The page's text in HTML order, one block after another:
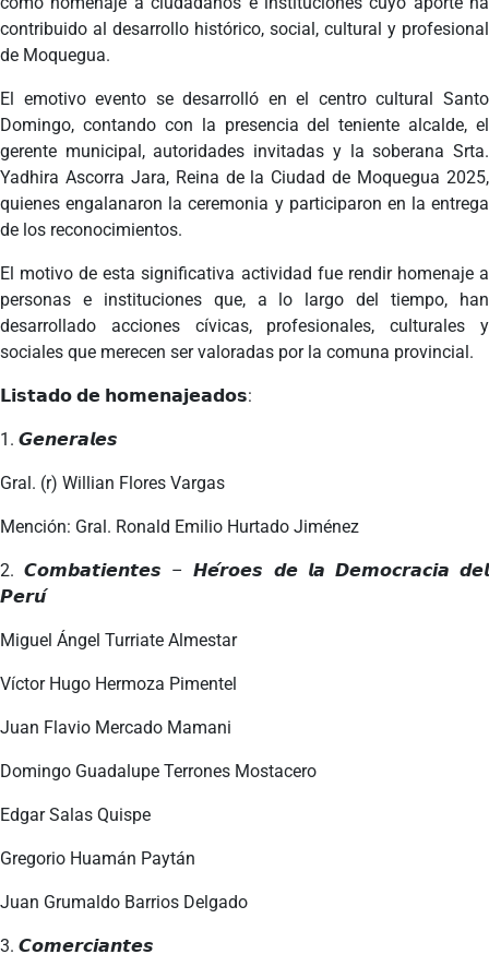
contribuido al desarrollo histórico, social, cultural y profesional
de Moquegua.
El emotivo evento se desarrolló en el centro cultural Santo
Domingo, contando con la presencia del teniente alcalde, el
gerente municipal, autoridades invitadas y la soberana Srta.
Yadhira Ascorra Jara, Reina de la Ciudad de Moquegua 2025,
quienes engalanaron la ceremonia y participaron en la entrega
de los reconocimientos.
El motivo de esta significativa actividad fue rendir homenaje a
personas e instituciones que, a lo largo del tiempo, han
desarrollado acciones cívicas, profesionales, culturales y
sociales que merecen ser valoradas por la comuna provincial.
𝗟𝗶𝘀𝘁𝗮𝗱𝗼 𝗱𝗲 𝗵𝗼𝗺𝗲𝗻𝗮𝗷𝗲𝗮𝗱𝗼𝘀:
1. 𝙂𝙚𝙣𝙚𝙧𝙖𝙡𝙚𝙨
Gral. (r) Willian Flores Vargas
Mención: Gral. Ronald Emilio Hurtado Jiménez
2. 𝘾𝙤𝙢𝙗𝙖𝙩𝙞𝙚𝙣𝙩𝙚𝙨 – 𝙃𝙚́𝙧𝙤𝙚𝙨 𝙙𝙚 𝙡𝙖 𝘿𝙚𝙢𝙤𝙘𝙧𝙖𝙘𝙞𝙖 𝙙𝙚𝙡
𝙋𝙚𝙧𝙪́
Miguel Ángel Turriate Almestar
Víctor Hugo Hermoza Pimentel
Juan Flavio Mercado Mamani
Domingo Guadalupe Terrones Mostacero
Edgar Salas Quispe
Gregorio Huamán Paytán
Juan Grumaldo Barrios Delgado
3. 𝘾𝙤𝙢𝙚𝙧𝙘𝙞𝙖𝙣𝙩𝙚𝙨